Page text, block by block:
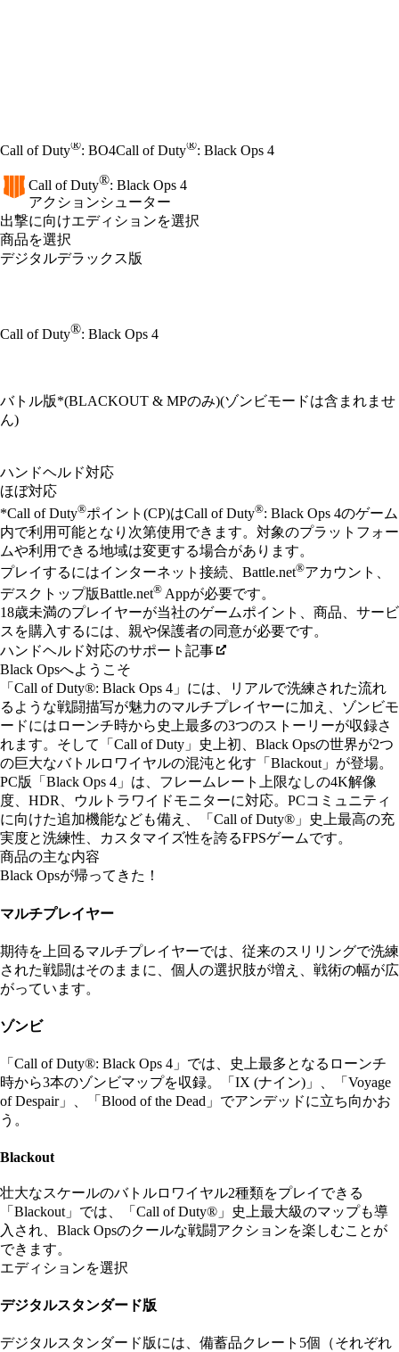
Call of Duty®: BO4Call of Duty®: Black Ops 4
Call of Duty®: Black Ops 4
アクションシューター
Product Notification
出撃に向けエディションを選択
商品を選択
デジタルデラックス版
Call of Duty®: Black Ops 4
バトル版*(BLACKOUT & MPのみ)(ゾンビモードは含まれませ
ん)
Available actions
ハンドヘルド対応
ほぼ対応
*Call of Duty®ポイント(CP)はCall of Duty®: Black Ops 4のゲーム
内で利用可能となり次第使用できます。対象のプラットフォー
ムや利用できる地域は変更する場合があります。
プレイするにはインターネット接続、Battle.net®アカウント、
デスクトップ版Battle.net® Appが必要です。
18歳未満のプレイヤーが当社のゲームポイント、商品、サービ
スを購入するには、親や保護者の同意が必要です。
ハンドヘルド対応のサポート記事
Black Opsへようこそ
「Call of Duty®: Black Ops 4」には、リアルで洗練された流れ
るような戦闘描写が魅力のマルチプレイヤーに加え、ゾンビモ
ードにはローンチ時から史上最多の3つのストーリーが収録さ
れます。そして「Call of Duty」史上初、Black Opsの世界が2つ
の巨大なバトルロワイヤルの混沌と化す「Blackout」が登場。
PC版「Black Ops 4」は、フレームレート上限なしの4K解像
度、HDR、ウルトラワイドモニターに対応。PCコミュニティ
に向けた追加機能なども備え、「Call of Duty®」史上最高の充
実度と洗練性、カスタマイズ性を誇るFPSゲームです。
商品の主な内容
Black Opsが帰ってきた！
マルチプレイヤー
期待を上回るマルチプレイヤーでは、従来のスリリングで洗練
された戦闘はそのままに、個人の選択肢が増え、戦術の幅が広
がっています。
ゾンビ
「Call of Duty®: Black Ops 4」では、史上最多となるローンチ
時から3本のゾンビマップを収録。「IX (ナイン)」、「Voyage
of Despair」、「Blood of the Dead」でアンデッドに立ち向かお
う。
Blackout
壮大なスケールのバトルロワイヤル2種類をプレイできる
「Blackout」では、「Call of Duty®」史上最大級のマップも導
入され、Black Opsのクールな戦闘アクションを楽しむことが
できます。
エディションを選択
デジタルスタンダード版
デジタルスタンダード版には、備蓄品クレート5個（それぞれ